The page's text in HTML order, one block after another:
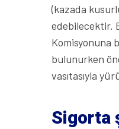
(kazada
edebilecektir.
Komisyonuna
bulunurken
vasıtasıyla
Sigorta